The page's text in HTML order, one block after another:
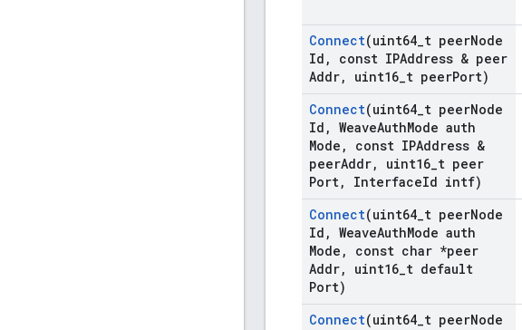
Connect(uint64 t peerNode
Id ,
const IPAddress & peer
Addr, uint16 t peerPort)
Connect(uint64 t peerNode
Id , WeaveAuthMode auth
Mode ,
const IPAddress &
peerAddr, uint16 t peer
Port, InterfaceId intf)
Connect(uint64 t peerNode
Id , WeaveAuthMode auth
Mode ,
const char *peer
Addr, uint16 t default
Port)
Connect(uint64 t peerNode